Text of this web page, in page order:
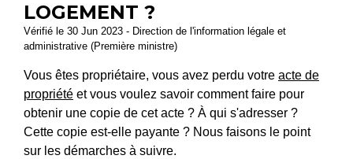
LOGEMENT ?
Vérifié le 30 Jun 2023 - Direction de l'information légale et
administrative (Première ministre)
Vous êtes propriétaire, vous avez perdu votre acte de
propriété et vous voulez savoir comment faire pour
obtenir une copie de cet acte ? À qui s'adresser ?
Cette copie est-elle payante ? Nous faisons le point
sur les démarches à suivre.